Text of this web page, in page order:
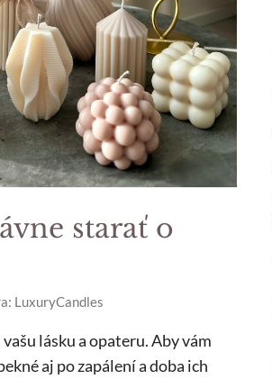
starať o
LuxuryCandles
lásku a opateru. Aby vám
aj po zapálení a doba ich